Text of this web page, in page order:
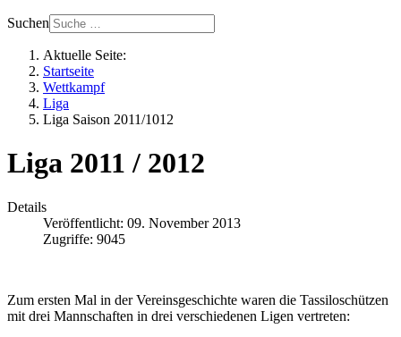
Suchen
Aktuelle Seite:
Startseite
Wettkampf
Liga
Liga Saison 2011/1012
Liga 2011 / 2012
Details
Veröffentlicht: 09. November 2013
Zugriffe: 9045
Zum ersten Mal in der Vereinsgeschichte waren die Tassiloschützen
mit drei Mannschaften in drei verschiedenen Ligen vertreten: